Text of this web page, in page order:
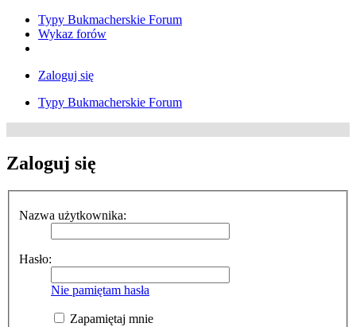
Typy Bukmacherskie Forum
Wykaz forów
Zaloguj się
Typy Bukmacherskie Forum
Zaloguj się
Nazwa użytkownika:
Hasło:
Nie pamiętam hasła
Zapamiętaj mnie